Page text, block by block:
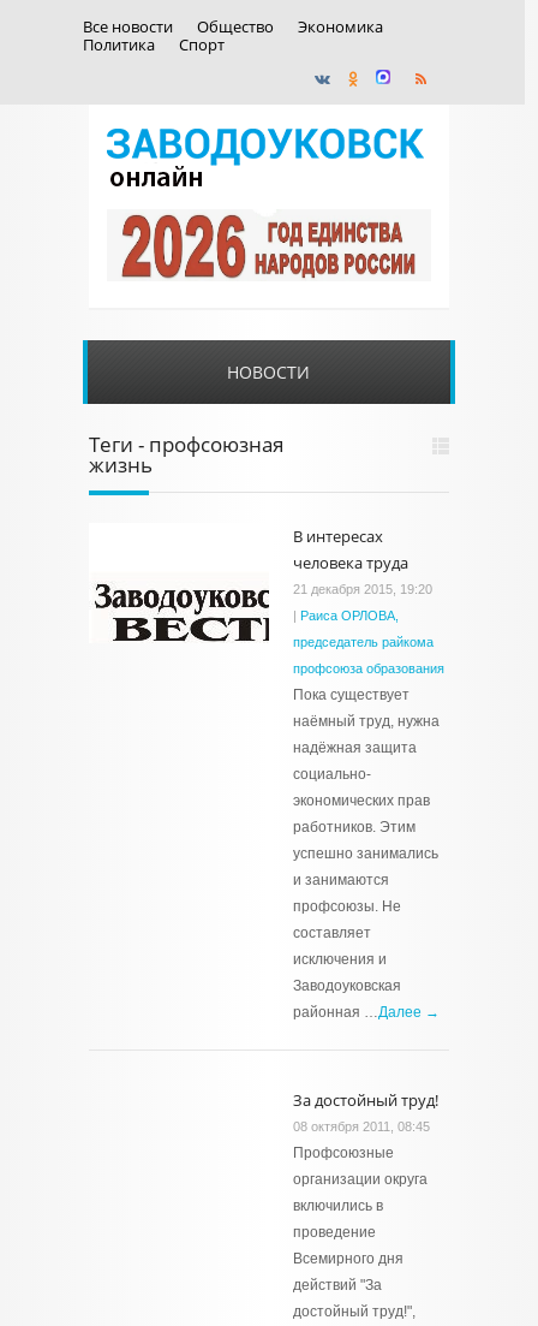
Все новости Общество
Экономика
Политика
Спорт
НОВОСТИ
Теги - профсоюзная
жизнь
В интересах
человека труда
21 декабря 2015, 19:20
| Раиса ОРЛОВА,
председатель райкома
профсоюза образования
Пока существует
наёмный труд, нужна
надёжная защита
социально-
экономических прав
работников. Этим
успешно занимались
и занимаются
профсоюзы. Не
составляет
исключения и
Заводоуковская
районная …Далее →
За достойный труд!
08 октября 2011, 08:45
Профсоюзные
организации округа
включились в
проведение
Всемирного дня
действий "За
достойный труд!",